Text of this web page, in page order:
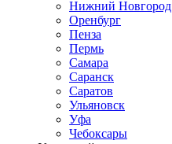
Нижний Новгород
Оренбург
Пенза
Пермь
Самара
Саранск
Саратов
Ульяновск
Уфа
Чебоксары